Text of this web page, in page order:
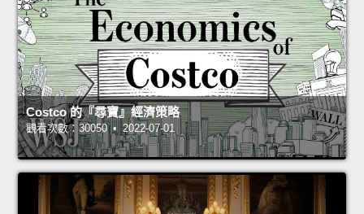
Costco 的『尋寶』經濟策略
觀看次數：30050 • 2022-07-01